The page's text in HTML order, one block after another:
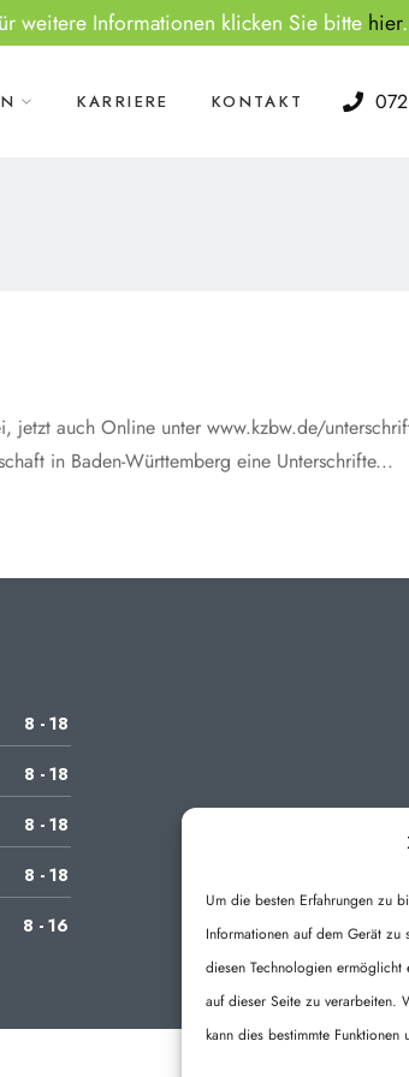
Um die besten Erfahrungen zu
Informationen auf dem Gerät
diesen Technologien ermöglicht
auf dieser Seite zu verarbeiten.
kann dies bestimmte
weitere Informationen klicken Sie bitte hier.
KARRIERE KONTAKT
jetzt auch Online unter www.kzbw.de/
in Baden-Württemberg eine Unterschrifte...
8 - 18
8 - 18
8 - 18
8 - 18
8 - 16